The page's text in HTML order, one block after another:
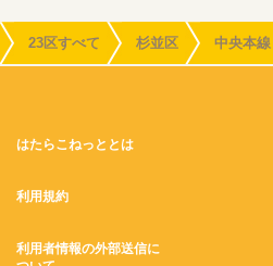
23区すべて 杉並区 中央本線
はたらこねっととは
利用規約
利用者情報の外部送信に